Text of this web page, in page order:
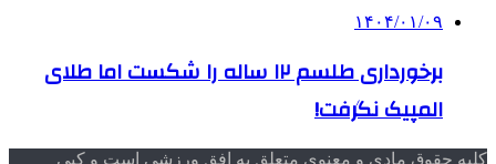
۱۴۰۴/۰۱/۰۹
برخورداری طلسم ۱۲ ساله را شکست اما طلای
المپیک نگرفت!
کلیه حقوق مادی و معنوی متعلق به افق ورزشی است و کپی